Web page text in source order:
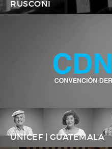
RUSCONI
UNICEF | GUATEMALA